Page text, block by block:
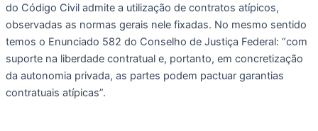
do Código Civil admite a utilização de contratos atípicos,
observadas as normas gerais nele fixadas. No mesmo sentido
temos o Enunciado 582 do Conselho de Justiça Federal: “com
suporte na liberdade contratual e, portanto, em concretização
da autonomia privada, as partes podem pactuar garantias
contratuais atípicas”.